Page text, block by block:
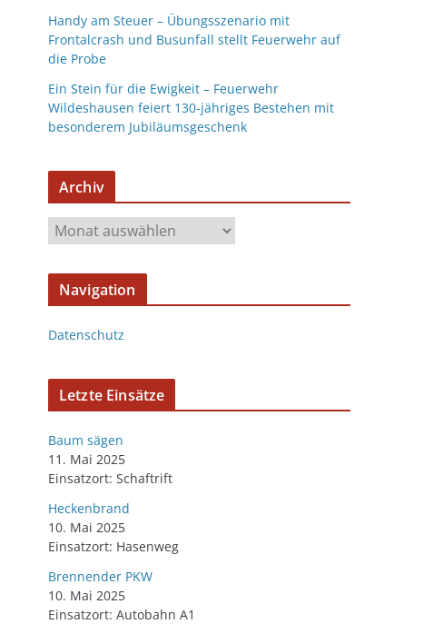
Handy am Steuer – Übungsszenario mit
Frontalcrash und Busunfall stellt Feuerwehr auf
die Probe
Ein Stein für die Ewigkeit – Feuerwehr
Wildeshausen feiert 130-jähriges Bestehen mit
besonderem Jubiläumsgeschenk
Archiv
Navigation
Datenschutz
Letzte Einsätze
Baum sägen
11. Mai 2025
Einsatzort: Schaftrift
Heckenbrand
10. Mai 2025
Einsatzort: Hasenweg
Brennender PKW
10. Mai 2025
Einsatzort: Autobahn A1